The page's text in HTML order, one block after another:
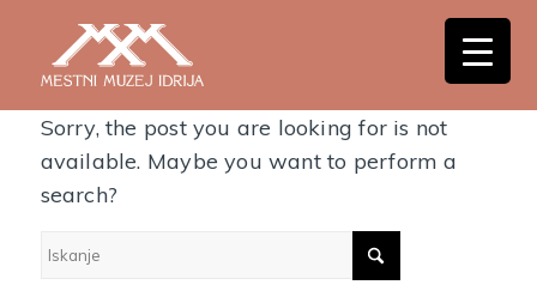
Nothing Found
Sorry, the post you are looking for is not
available. Maybe you want to perform a
search?